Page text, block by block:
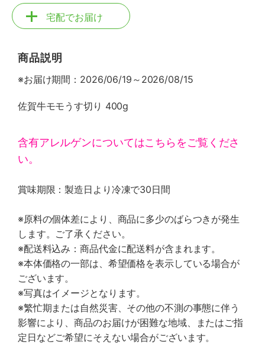
宅配でお届け
商品説明
※お届け期間：2026/06/19～2026/08/15
佐賀牛モモうす切り 400g
含有アレルゲンについてはこちらをご覧くださ
い。
賞味期限：製造日より冷凍で30日間
※原料の個体差により、商品に多少のばらつきが発生
します。ご了承ください。
※配送料込み：商品代金に配送料が含まれます。
※本体価格の一部は、希望価格を表示している場合が
ございます。
※写真はイメージとなります。
※繁忙期または自然災害、その他の不測の事態に伴う
影響により、商品のお届けが困難な地域、またはご指
定日などご希望にそえない場合がございます。